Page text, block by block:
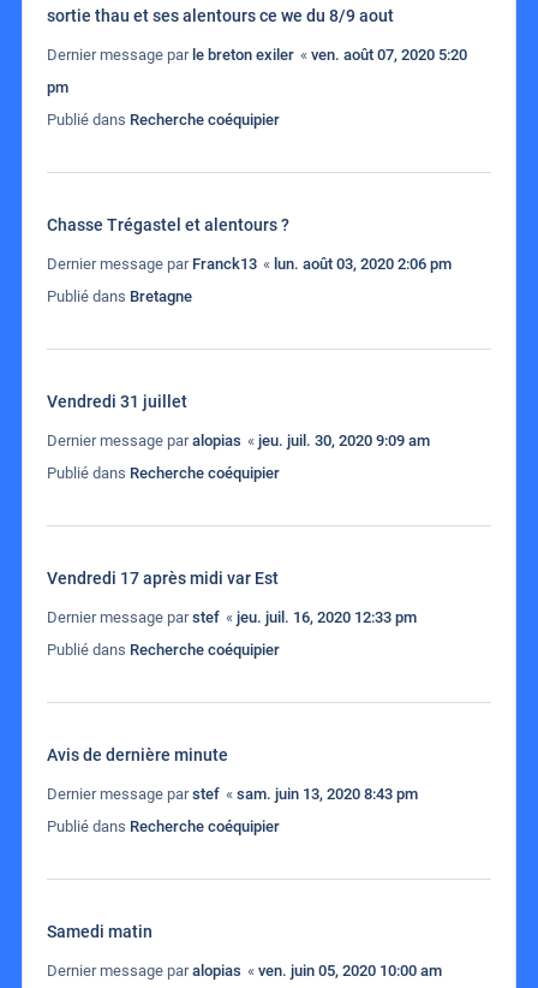
sortie thau et ses alentours ce we du 8/9 aout
Dernier message par le breton exiler « ven. août 07, 2020 5:20
pm
Publié dans Recherche coéquipier
Chasse Trégastel et alentours ?
Dernier message par Franck13 « lun. août 03, 2020 2:06 pm
Publié dans Bretagne
Vendredi 31 juillet
Dernier message paralopias « jeu. juil. 30, 2020 9:09 am
Publié dans Recherche coéquipier
Vendredi 17 après midi var Est
Dernier message parstef « jeu. juil. 16, 2020 12:33 pm
Publié dans Recherche coéquipier
Avis de dernière minute
Dernier message parstef « sam. juin 13, 2020 8:43 pm
Publié dans Recherche coéquipier
Samedi matin
Dernier message paralopias « ven. juin 05, 2020 10:00 am